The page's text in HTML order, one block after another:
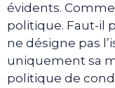
évidents.
politique. Faut-il
ne désigne pas
uniquement sa
politique de